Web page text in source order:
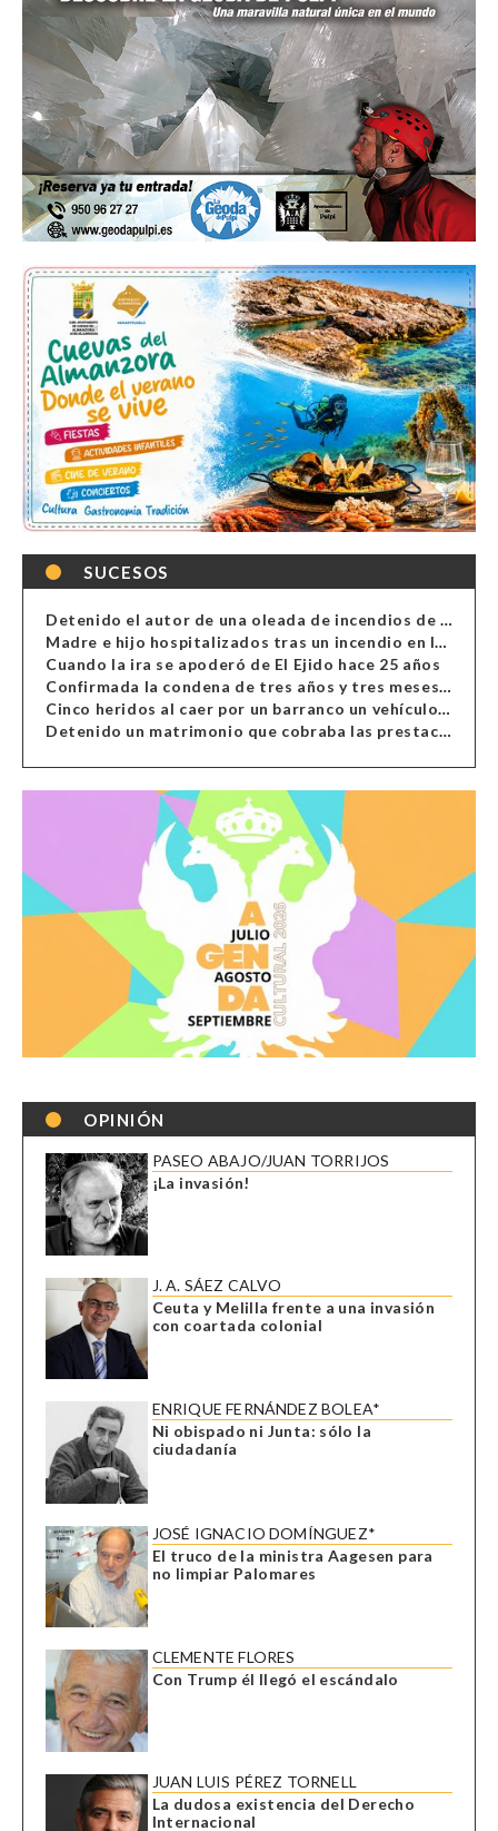
SUCESOS
Detenido el autor de una oleada de incendios de contenedores en Almería
Madre e hijo hospitalizados tras un incendio en la cocina de una vivienda en Almería
Cuando la ira se apoderó de El Ejido hace 25 años
Confirmada la condena de tres años y tres meses al hombre de Antas acusado de xenofobia
Cinco heridos al caer por un barranco un vehículo en Alcolea
Detenido un matrimonio que cobraba las prestaciones de ilegales en Almería, Granada, Málaga, Huelva y Murcia
OPINIÓN
PASEO ABAJO/JUAN TORRIJOS
¡La invasión!
J. A. SÁEZ CALVO
Ceuta y Melilla frente a una invasión
con coartada colonial
ENRIQUE FERNÁNDEZ BOLEA*
Ni obispado ni Junta: sólo la
ciudadanía
JOSÉ IGNACIO DOMÍNGUEZ*
El truco de la ministra Aagesen para
no limpiar Palomares
CLEMENTE FLORES
Con Trump él llegó el escándalo
JUAN LUIS PÉREZ TORNELL
La dudosa existencia del Derecho
Internacional